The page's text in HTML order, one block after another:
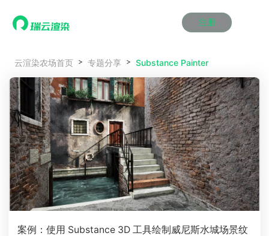
注册
产品服务
效果图渲染
云制作
云渲染管理系统
瑞兔百宝箱
AI视频插帧
效果图渲染
云制作
云渲染管理系统
瑞兔百宝箱
AI视频插帧
效果图渲染
云制作
云渲染管理系统
瑞兔百宝箱
AI视频插帧
效果图渲染
云制作
云渲染管理系统
瑞兔百宝箱
AI视频插帧
效果图渲染
云制作
云渲染管理系统
瑞兔百宝箱
AI视频插帧
效果图渲染
云制作
云渲染管理系统
瑞兔百宝箱
AI视频插帧
解决方案
Maya云渲染方案
3ds Max云渲染方案
Cinema 4D云渲染方案
Blender 云渲染方案
Maya AI渲染方案
Maya云渲染方案
3ds Max云渲染方案
Cinema 4D云渲染方案
Blender 云渲染方案
Maya AI渲染方案
Maya云渲染方案
3ds Max云渲染方案
Cinema 4D云渲染方案
Blender 云渲染方案
Maya AI渲染方案
Maya云渲染方案
3ds Max云渲染方案
Cinema 4D云渲染方案
Blender 云渲染方案
Maya AI渲染方案
Maya云渲染方案
3ds Max云渲染方案
Cinema 4D云渲染方案
Blender 云渲染方案
Maya AI渲染方案
Maya云渲染方案
3ds Max云渲染方案
Cinema 4D云渲染方案
Blender 云渲染方案
Maya AI渲染方案
价格
动画价格
效果图价格
云制作价格
动画价格
效果图价格
云制作价格
动画价格
效果图价格
云制作价格
动画价格
效果图价格
云制作价格
动画价格
效果图价格
云制作价格
动画价格
效果图价格
云制作价格
案例
资讯&赛事
新闻资讯
渲染百科
渲染大赛
新闻资讯
渲染百科
渲染大赛
新闻资讯
渲染百科
渲染大赛
新闻资讯
渲染百科
渲染大赛
新闻资讯
渲染百科
渲染大赛
新闻资讯
渲染百科
渲染大赛
特惠专区
云渲染农场首页 专题分享 Substance Painter
案例：使用 Substance 3D 工具绘制威尼斯水城场景纹